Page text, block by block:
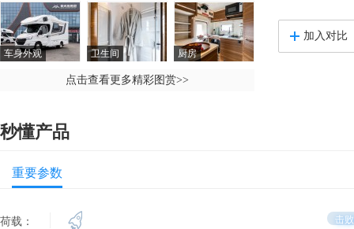
车身外观 卫生间 厨房
点击查看更多精彩图赏>>
加入对比
秒懂产品
重要参数
荷载： 击